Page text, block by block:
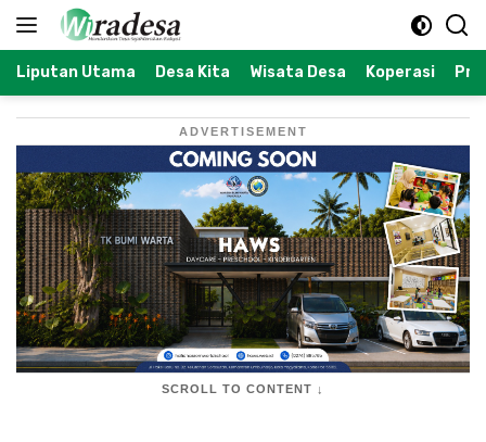
Langsung
Liputan Utama Desa Kita Wisata Desa Koperasi
ADVERTISEMENT
SCROLL TO CONTENT ↓